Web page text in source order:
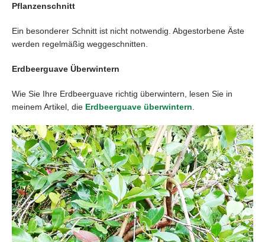
Pflanzenschnitt
Ein besonderer Schnitt ist nicht notwendig. Abgestorbene Äste
werden regelmäßig weggeschnitten.
Erdbeerguave Überwintern
Wie Sie Ihre Erdbeerguave richtig überwintern, lesen Sie in
meinem Artikel, die Erdbeerguave überwintern